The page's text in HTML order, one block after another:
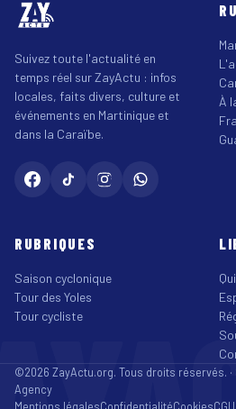
Suivez toute l'actualité en
temps réel sur ZayActu : infos
locales, faits divers, culture et
événements en Martinique et
dans la Caraïbe.
À
RUBRIQUES
Saison cyclonique
Tour des Yoles
Tour cycliste
©2026 ZayActu.org. Tous droits réservés.
Agency